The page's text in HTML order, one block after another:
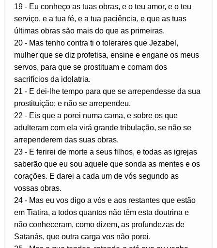
19 - Eu conheço as tuas obras, e o teu amor, e o teu
serviço, e a tua fé, e a tua paciência, e que as tuas
últimas obras são mais do que as primeiras.
20 - Mas tenho contra ti o tolerares que Jezabel,
mulher que se diz profetisa, ensine e engane os meus
servos, para que se prostituam e comam dos
sacrifícios da idolatria.
21 - E dei-lhe tempo para que se arrependesse da sua
prostituição; e não se arrependeu.
22 - Eis que a porei numa cama, e sobre os que
adulteram com ela virá grande tribulação, se não se
arrependerem das suas obras.
23 - E ferirei de morte a seus filhos, e todas as igrejas
saberão que eu sou aquele que sonda as mentes e os
corações. E darei a cada um de vós segundo as
vossas obras.
24 - Mas eu vos digo a vós e aos restantes que estão
em Tiatira, a todos quantos não têm esta doutrina e
não conheceram, como dizem, as profundezas de
Satanás, que outra carga vos não porei.